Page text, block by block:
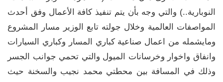
النوبارية..) والتي وجه بأن يتم تنفيذ كافة الأعمال وفق أحدث
المواصفات العالمية وخلال جولته تابع الوزير مسار المشروع
ومايشمله من اعمال صناعية كباري المسار وكباري السيارات
وانفاق واخوار وخرسانات الميول والتي تحمي جوانب الجسر
وذلك في المسافة بين محطتي محمد نجيب والسخنة حيث